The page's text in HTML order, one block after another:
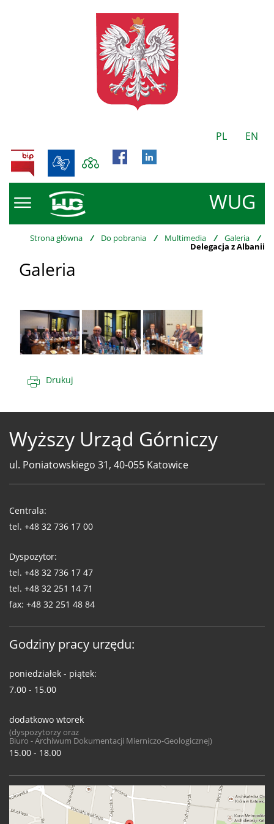
PL EN
WUG
BIP
Strona główna / Do pobrania / Multimedia / Galeria /
Delegacja z Albanii
Galeria
Drukuj
Wyższy Urząd Górniczy
ul. Poniatowskiego 31, 40-055 Katowice
WUG
Centrala:
tel. +48 32 736 17 00
Dyspozytor:
tel. +48 32 736 17 47
tel. +48 32 251 14 71
fax: +48 32 251 48 84
Godziny pracy urzędu:
poniedziałek - piątek:
7.00 - 15.00
dodatkowo wtorek
(dyspozytorzy oraz
Biuro - Archiwum Dokumentacji Mierniczo-Geologicznej)
15.00 - 18.00